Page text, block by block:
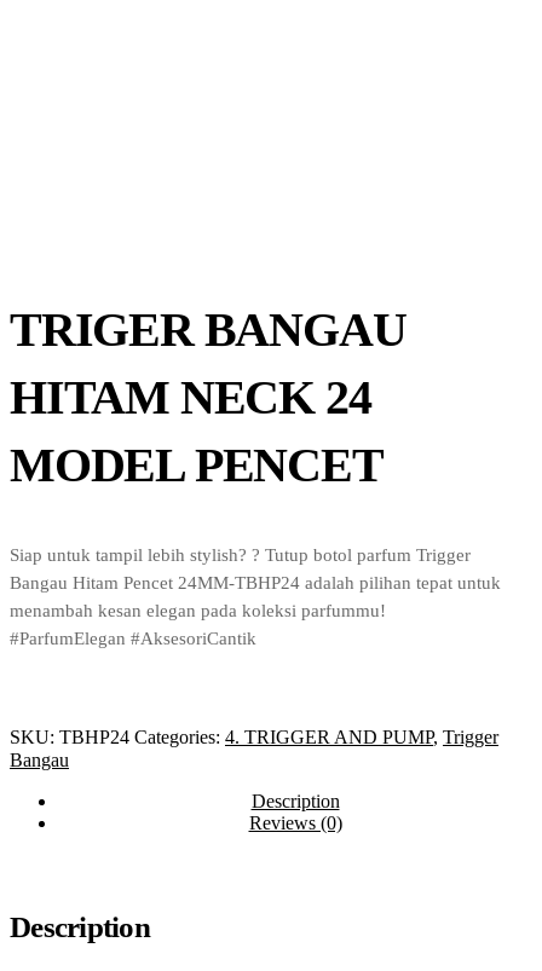
TRIGER BANGAU
HITAM NECK 24
MODEL PENCET
Siap untuk tampil lebih stylish? ? Tutup botol parfum Trigger
Bangau Hitam Pencet 24MM-TBHP24 adalah pilihan tepat untuk
menambah kesan elegan pada koleksi parfummu!
#ParfumElegan #AksesoriCantik
SKU: TBHP24 Categories: 4. TRIGGER AND PUMP, Trigger
Bangau
Description
Reviews (0)
Description